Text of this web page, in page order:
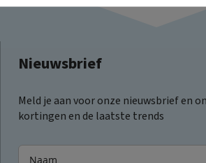
Nieuwsbrief
Meld je aan voor onze nieuwsbrief en
kortingen en de laatste trends